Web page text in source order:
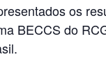
os
BECCS do